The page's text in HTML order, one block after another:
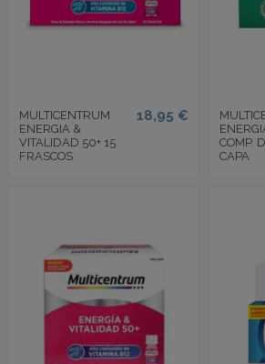
MULTICENTRUM
ENERGIA &
VITALIDAD 50+ 15
FRASCOS
18,95 €
COMP.
CAPA